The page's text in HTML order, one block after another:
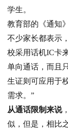
学生。
教育部的《通知
不少家长都表示
校采用话机IC卡
单向通话，而且
生证则可应用于
需求。”
从通话限制来说
似，但是，相比